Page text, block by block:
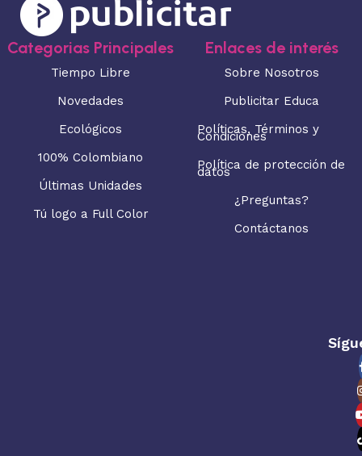
Categorias Principales
Tiempo Libre
Novedades
Ecológicos
100% Colombiano
Últimas Unidades
Tú logo a Full Color
Enlaces de interés
Sobre Nosotros
Publicitar Educa
Políticas, Términos y
Condiciones
Política de protección de
datos
¿Preguntas?
Contáctanos